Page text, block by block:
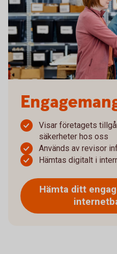
Visar företagets
säkerheter hos oss
Används av revisor
Hämtas digitalt i
Hämta ditt